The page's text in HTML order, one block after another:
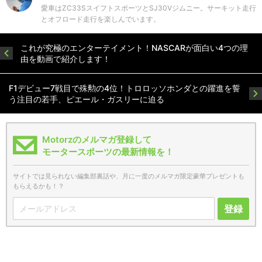
愛車はZC33SスイフトスポーツとSJ30Vジムニー。サーキット走行
とオフロード走行を楽しんでいます。
これが究極のエンターテイメント！NASCARが面白い4つの理
由を動画で紹介します！
F1デビュー7戦目で殊勲の4位！トロロッソホンダとの躍進を誓
う注目の若手、ピエール・ガスリーに迫る
Motorzのメルマガ登録して
モータースポーツの最新情報を！
サイトでは見られない編集部裏話や、月に一度のメルマガ限定豪華プレゼントも
もらえるかも！？
登録